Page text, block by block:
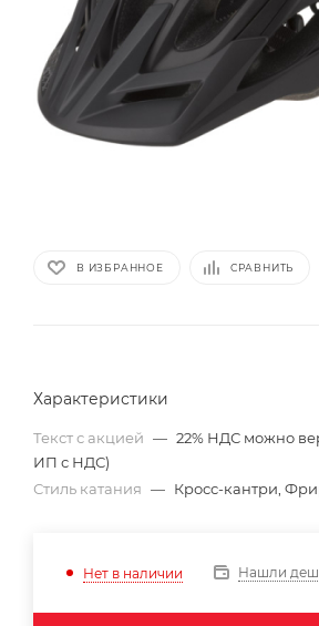
В ИЗБРАННОЕ СРАВНИТЬ
Характеристики
Текст с акцией — 22% НДС можно
ИП с НДС)
Стиль катания — Кросс-кантри,
Нет в наличии Нашли